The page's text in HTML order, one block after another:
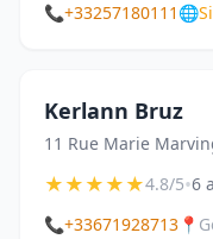
📞+33257180111 🌐
Kerlann Bruz
11 Rue Marie
★★★★★4.8/5•6
📞+33671928713 📍